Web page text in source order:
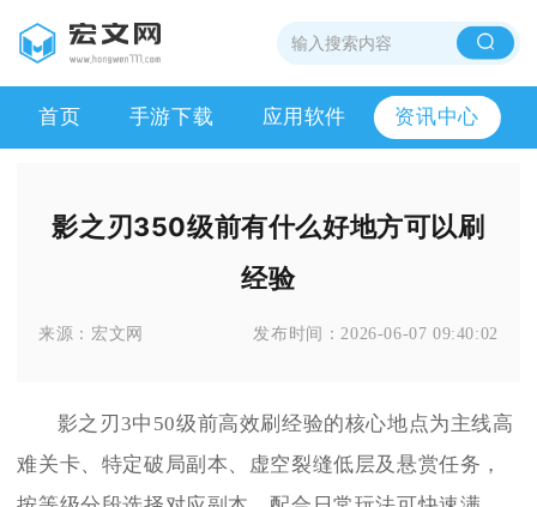
首页 手游下载 应用软件 资讯中心
影之刃350级前有什么好地方可以刷
经验
来源： 宏文网 发布时间： 2026-06-07 09:40:02
影之刃3中50级前高效刷经验的核心地点为主线高
难关卡、特定破局副本、虚空裂缝低层及悬赏任务，